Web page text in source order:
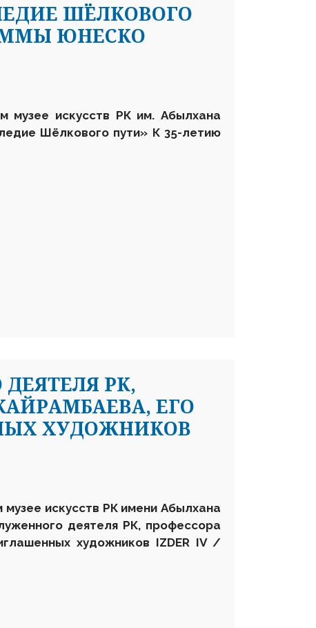
ШЁЛКОВОГО
ЮНЕСКО
музее искусств РК им. Абылхана
Шёлкового пути» К 35-летию
РК,
ЕГО
ХУДОЖНИКОВ
искусств РК имени Абылхана
деятеля РК, профессора
художников IZDER IV /